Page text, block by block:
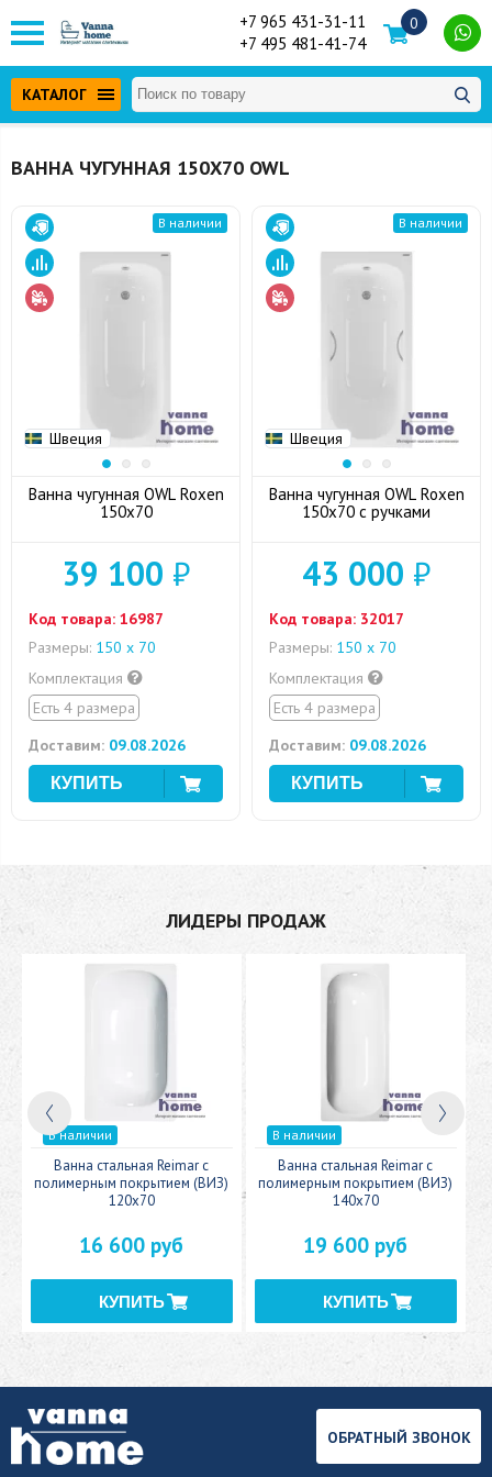
+7 965 431-31-11
+7 495 481-41-74
0
КАТАЛОГ
ВАННА ЧУГУННАЯ 150Х70 OWL
Швеция
В наличии
Ванна чугунная OWL Roxen
150x70
39 100 ₽
Код товара: 16987
Размеры: 150 х 70
Комплектация
Есть 4 размера
Доставим: 09.08.2026
Швеция
В наличии
Ванна чугунная OWL Roxen
150x70 с ручками
43 000 ₽
Код товара: 32017
Размеры: 150 х 70
Комплектация
Есть 4 размера
Доставим: 09.08.2026
ЛИДЕРЫ ПРОДАЖ
В наличии
Ванна стальная Reimar с
полимерным покрытием (ВИЗ)
120x70
16 600 руб
В наличии
Ванна стальная Reimar с
полимерным покрытием (ВИЗ)
140x70
19 600 руб
ОБРАТНЫЙ ЗВОНОК